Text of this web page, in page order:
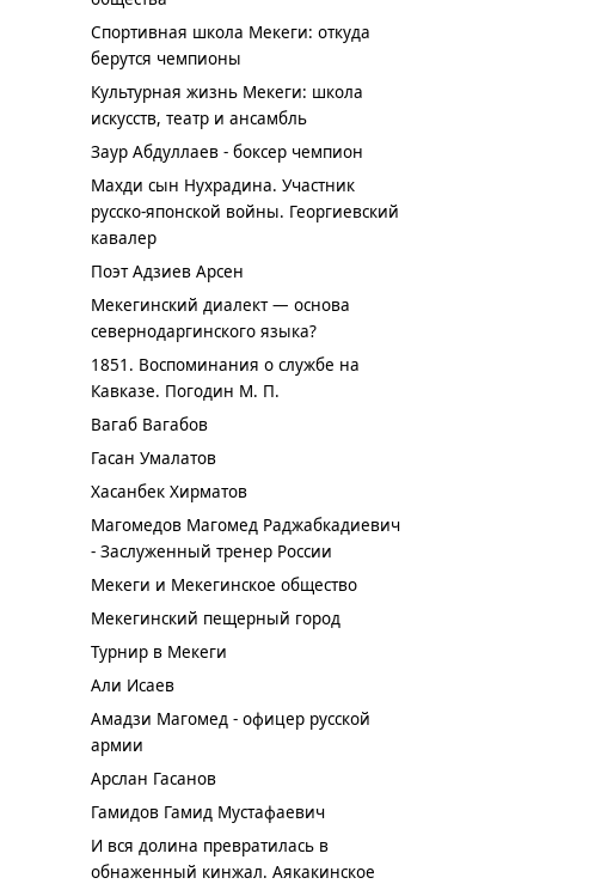
Спортивная школа Мекеги: откуда
берутся чемпионы
Культурная жизнь Мекеги: школа
искусств, театр и ансамбль
Заур Абдуллаев - боксер чемпион
Махди сын Нухрадина. Участник
русско-японской войны. Георгиевский
кавалер
Поэт Адзиев Арсен
Мекегинский диалект — основа
севернодаргинского языка?
1851. Воспоминания о службе на
Кавказе. Погодин М. П.
Вагаб Вагабов
Гасан Умалатов
Хасанбек Хирматов
Магомедов Магомед Раджабкадиевич
- Заслуженный тренер России
Мекеги и Мекегинское общество
Мекегинский пещерный город
Турнир в Мекеги
Али Исаев
Амадзи Магомед - офицер русской
армии
Арслан Гасанов
Гамидов Гамид Мустафаевич
И вся долина превратилась в
обнаженный кинжал. Аякакинское